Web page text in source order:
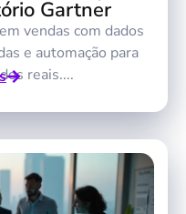
Gartner
vendas com dados
e automação para
reais....